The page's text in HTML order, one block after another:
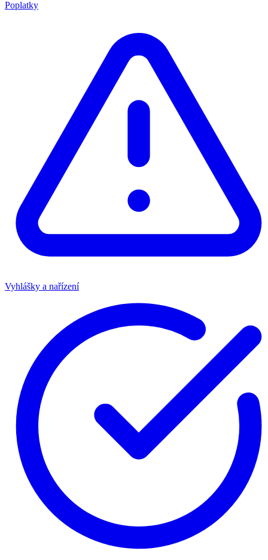
Poplatky
Vyhlášky a nařízení